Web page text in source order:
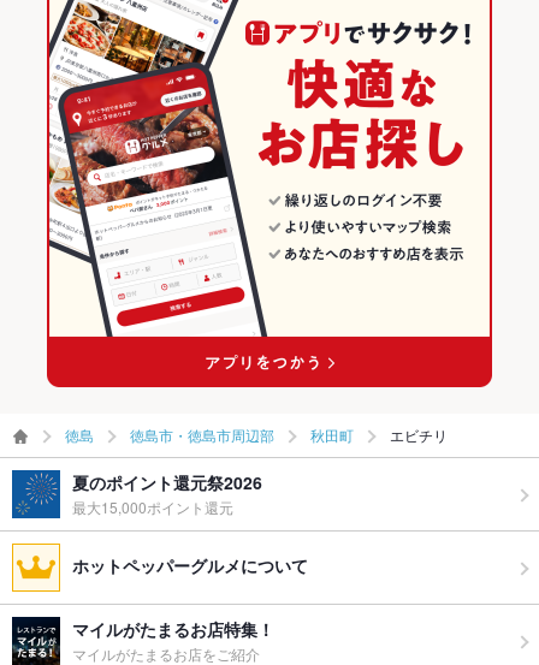
徳島 徳島市・徳島市周辺部 秋田町 エビチリ
夏のポイント還元祭2026
最大15,000ポイント還元
ホットペッパーグルメについて
マイルがたまるお店特集！
マイルがたまるお店をご紹介